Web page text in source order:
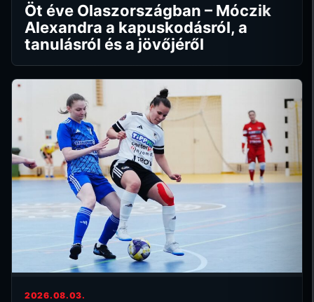
Öt éve Olaszországban – Móczik
Alexandra a kapuskodásról, a
tanulásról és a jövőjéről
2026.08.03.